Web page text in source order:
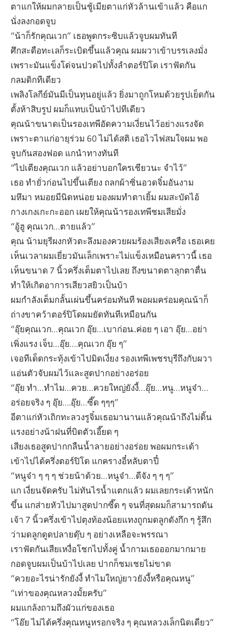
ตาแกให้ผมกลายเป็นชู้เมียตาแก่หัวล้านเข้าแล้ว คือแก
นั่งลงกอดจูบ
“น้าก็รักคุณเวก” เธอพูดกระซิบแล้วจูบผมทันที
ศึกสะดือทะเลก็ระเบิดขึ้นแล้วคุณ ผมผวาเข้าบรรเลงมั่ง
เพราะมันแข็งโด่จนปวดไปทั้งลำตอร์ปิโด เราฟัดกัน
กลมดิกทีเดียว
เพลิงโลกีย์มันมีเป็นทุนอยู่แล้ว ยิ่งมาถูกโหมด้วยรูปเย็ดกัน
ตั้งห้าสิบรูป ผมก็แทบเป็นบ้าไปทีเดียว
คุณน้าขนาดเป็นรองเทพีอัดความเงี่ยนไว้อย่างแรงจัด
เพราะตาแก่อายุร่วม 60 ไม่ได้สติ เธอไวไฟสมใจผม พอ
จูบกันสองฟอด แกนำทางทันที
“ไปเตียงคุณเวก แล้วอย่าบอกใครเชียวนะ จำไว้”
เธอ ทำยั่วก่อนไปขึ้นเตียง ถลกผ้าซิ่นอวดจิ๋มอันงาม
มหึมา หมอยมีนิดหน่อย มองผมทำตาเยิ้ม ผมสะบัดไอ้
กางเกงเกะกะออก เผยให้คุณน้ารองเทพีชมเสียมั่ง
“อู้ฮู คุณเวก…ตายแล้ว”
คุณ น้ามยุรีผงกหัวตะลึงมองควยผมร้องเสียงเครือ เธอเคย
เห็นเวลาผมเยี่ยวมันเล็กเพราะไม่แข็งเหมือนคราวนี้ เธอ
เห็นขนาด 7 นิ้วครึ่งเต็มตาไปเลย ถึงขนาดตาลุกตาตื่น
ทำให้เกิดอาการเสียวสยิวเป็นบ้า
ผมกำลังเต็มกลั้นเผ่นขึ้นคร่อมทันที พอผมคร่อมคุณน้าก็
ถ่างขาคว้าตอร์ปิโดผมยัดทันทีเหมือนกัน
“อุ๊ยคุณเวก…คุณเวก อุ๊ย…เบาก่อน..ค่อย ๆ เอา อุ๊ย…อย่า
เพิ่งแรง เจ็บ…อุ๊ย….คุณเวก อุ๊ย ๆ”
เจอทีเด็ดกระทุ้งเข้าไปมิดเงี่ยง รองเทพีเพชรบุรีถึงกับผวา
แอ่นตัวจับผมไว้และสูดปากอย่างอร่อย
“อุ๊ย ทำ…ทำไม…ควย…ควยใหญ่ยังงี้…อุ๊ย…หนู…หนูจ๋า…
อร่อยจริง ๆ อุ๊ย….อุ๊ย…ซี๊ด ๆๆๆ”
อีตาแก่หัวเถิกทะลวงรูจิ๋มเธอมานานแล้วคุณน้าถึงไม่ดิ้น
แรงอย่างน้าฝนที่บิดตัวเอี๊ยด ๆ
เสียงเธอสูดปากกลืนน้ำลายอย่างอร่อย พอผมกระเด้า
เข้าไปได้ครึ่งตอร์ปิโด แกครางอี๋หลับตาปี๋
“หนูจ๋า ๆ ๆ ๆ ช่วยน้าด้วย…หนูจ๋า…ดีจัง ๆ ๆ ๆ”
แก เงี่ยนจัดครับ ไม่ทันไรน้ำแตกแล้ว ผมเลยกระเด้าหนัก
ขึ้น แกส่ายหัวไปมาสูดปากซี๊ด ๆ จนที่สุดผมก็สามารถดัน
เจ้า 7 นิ้วครึ่งเข้าไปตุงท้องน้อยแทงถูกมดลูกดังกึก ๆ รู้สึก
ว่ามดลูกดูดปลายดุ๊บ ๆ อย่างเหลือจะพรรณา
เราฟัดกันเสียเหงื่อโชกไปทั้งคู่ น้ำกามเธอออกมากมาย
กอดจูบผมเป็นบ้าไปเลย ปากก็ชมเชยไม่ขาด
“ควยอะไรน่ารักยังงี้ ทำไมใหญ่ยาวยังงี้หรือคุณหนู”
“เท่าของคุณหลวงมั้ยครับ”
ผมแกล้งถามถึงผัวแก่ของเธอ
“โอ๊ย ไม่ได้ครึ่งคุณหนูหรอกจริง ๆ คุณหลวงเล็กนิดเดียว”